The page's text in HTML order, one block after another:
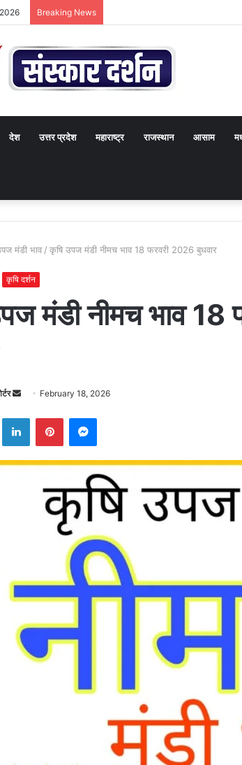
Breaking News
देश उत्तर प्रदेश महाराष्ट्र राजस्थान आसाम
मंडी भाव / कृषि उपज मंडी नीमच भाव 18 फरवरी 2026 बुधवार
कृषि दर्शन
मंडी नीमच भाव
Send February 18, 2026
LinkedInPinterestMessenger